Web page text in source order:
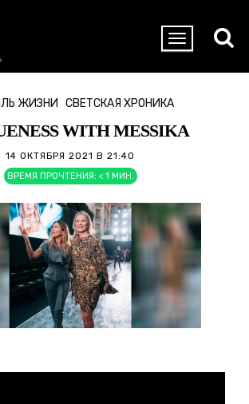
ЖИЗНИ СВЕТСКАЯ ХРОНИКА
WITH MESSIKA
14 ОКТЯБРЯ 2021 В 21:40
ВРЕМЯ ПРОЧТЕНИЯ: < 1 МИН.